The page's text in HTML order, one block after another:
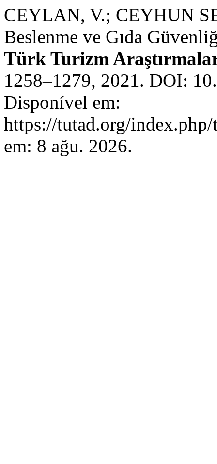
CEYLAN, V.; CEYHUN
Beslenme ve Gıda
Türk Turizm
1258–1279, 2021. DOI:
Disponível em:
https://tutad.org/
em: 8 ağu. 2026.